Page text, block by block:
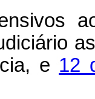
e 12